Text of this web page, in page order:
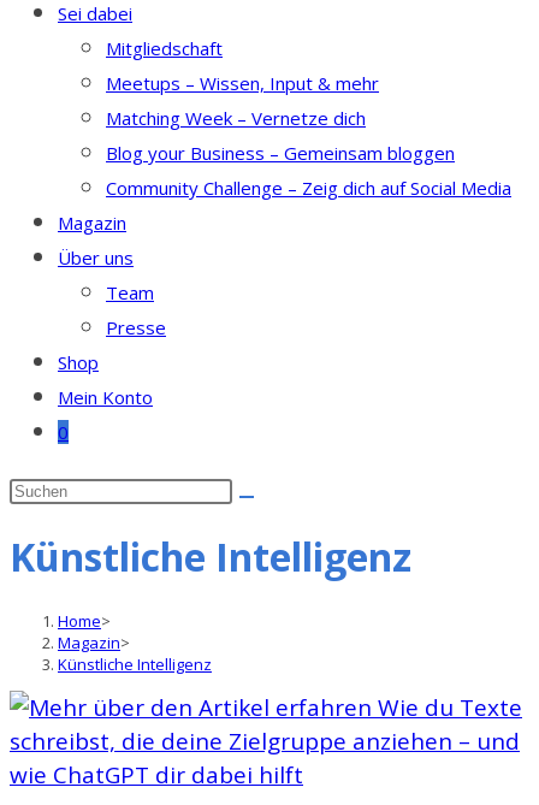
Sei dabei
Mitgliedschaft
Meetups – Wissen, Input & mehr
Matching Week – Vernetze dich
Blog your Business – Gemeinsam bloggen
Community Challenge – Zeig dich auf Social Media
Magazin
Über uns
Team
Presse
Shop
Mein Konto
0
Künstliche Intelligenz
Home>
Magazin>
Künstliche Intelligenz